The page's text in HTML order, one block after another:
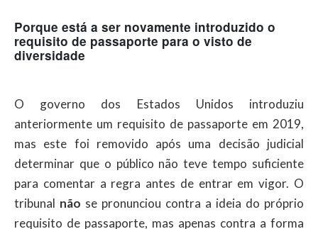
Porque está a ser novamente introduzido o
requisito de passaporte para o visto de
diversidade
O governo dos Estados Unidos introduziu
anteriormente um requisito de passaporte em 2019,
mas este foi removido após uma decisão judicial
determinar que o público não teve tempo suficiente
para comentar a regra antes de entrar em vigor. O
tribunal não se pronunciou contra a ideia do próprio
requisito de passaporte, mas apenas contra a forma